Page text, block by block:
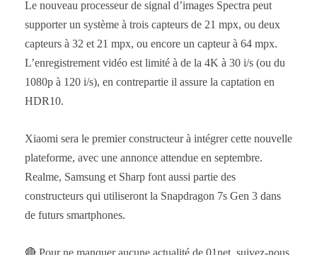
Le nouveau processeur de signal d’images Spectra peut
supporter un système à trois capteurs de 21 mpx, ou deux
capteurs à 32 et 21 mpx, ou encore un capteur à 64 mpx.
L’enregistrement vidéo est limité à de la 4K à 30 i/s (ou du
1080p à 120 i/s), en contrepartie il assure la captation en
HDR10.
Xiaomi sera le premier constructeur à intégrer cette nouvelle
plateforme, avec une annonce attendue en septembre.
Realme, Samsung et Sharp font aussi partie des
constructeurs qui utiliseront la Snapdragon 7s Gen 3 dans
de futurs smartphones.
🔴 Pour ne manquer aucune actualité de 01net, suivez-nous